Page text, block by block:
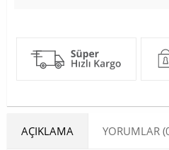
AÇIKLAMA YORUMLAR